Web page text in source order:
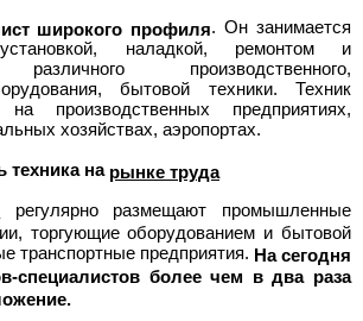
широкого профиля. Он занимается
установкой, наладкой, ремонтом и
различного производственного,
бытовой техники. Техник
производственных предприятиях,
хозяйствах, аэропортах.
техника на рынке труда
регулярно размещают промышленные
торгующие оборудованием и бытовой
транспортные предприятия. На сегодня
специалистов более чем в два раза